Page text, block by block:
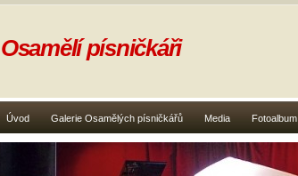
Úvod Galerie Osamělých písničkářů Media Fotoalbum
Osamělí písničkáři